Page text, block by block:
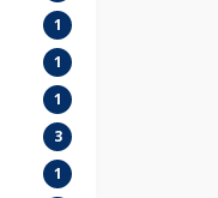
1
1
1
3
1